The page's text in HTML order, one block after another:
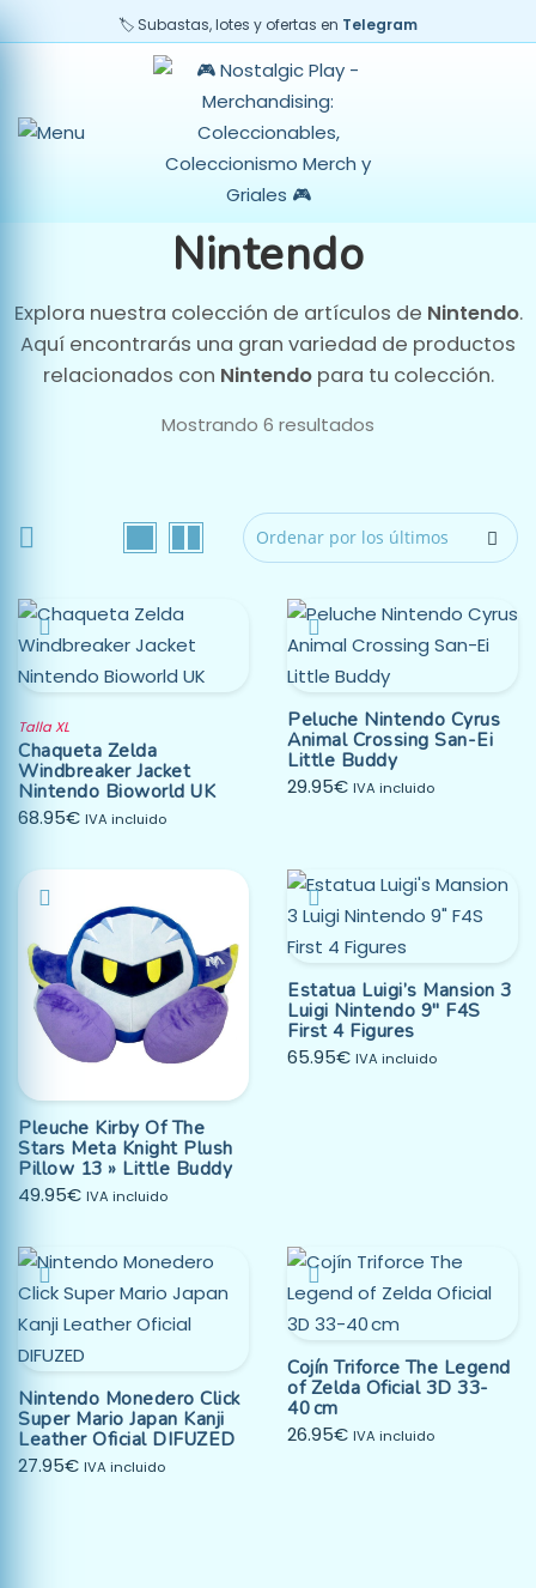
🏷️ Subastas, lotes y ofertas en Telegram
Nintendo
Explora nuestra colección de artículos de Nintendo.
Aquí encontrarás una gran variedad de productos
relacionados con Nintendopara tu colección.
Mostrando 6 resultados
Talla XL
Chaqueta Zelda
Windbreaker Jacket
Nintendo Bioworld UK
68.95€ IVA incluido
Peluche Nintendo Cyrus
Animal Crossing San-Ei
Little Buddy
29.95€ IVA incluido
Pleuche Kirby Of The
Stars Meta Knight Plush
Pillow 13 » Little Buddy
49.95€ IVA incluido
Estatua Luigi’s Mansion 3
Luigi Nintendo 9″ F4S
First 4 Figures
65.95€ IVA incluido
Nintendo Monedero Click
Super Mario Japan Kanji
Leather Oficial DIFUZED
27.95€ IVA incluido
Cojín Triforce The Legend
of Zelda Oficial 3D 33-
40 cm
26.95€ IVA incluido